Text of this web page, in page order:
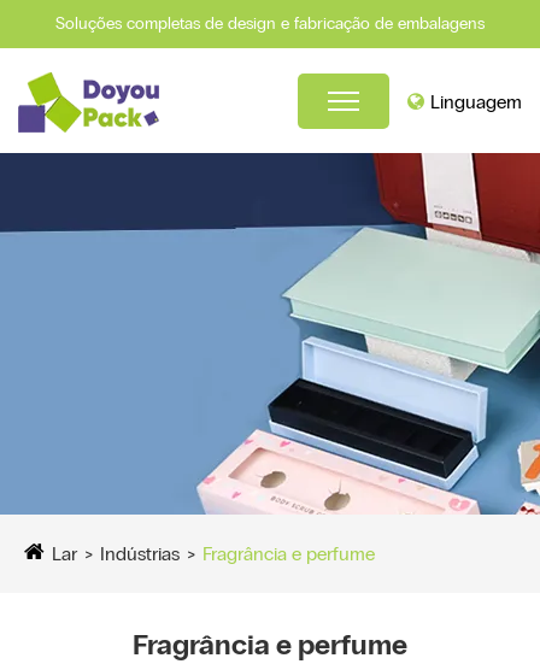
Soluções completas de design e fabricação de embalagens
Linguagem
Lar Indústrias Fragrância e perfume
Fragrância e perfume